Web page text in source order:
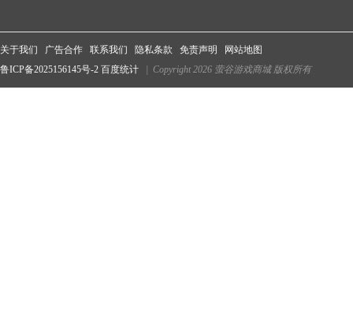
关于我们 广告合作 联系我们 隐私条款 免责声明
网站地图
鲁ICP备2025156145号-2 百度统计 | Copyright 2026 萤谷游戏商城 版权所有